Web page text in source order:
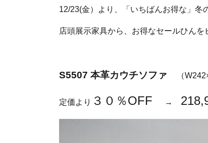
12/23(金）より、「いちばんお得な」冬
店頭展示家具から、お得なセールひんを
S5507 本革カウチソファ （
定価より ３０％OFF →